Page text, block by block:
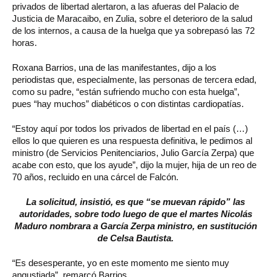
privados de libertad alertaron, a las afueras del Palacio de
Justicia de Maracaibo, en Zulia, sobre el deterioro de la salud
de los internos, a causa de la huelga que ya sobrepasó las 72
horas.
Roxana Barrios, una de las manifestantes, dijo a los
periodistas que, especialmente, las personas de tercera edad,
como su padre, “están sufriendo mucho con esta huelga”,
pues “hay muchos” diabéticos o con distintas cardiopatías.
“Estoy aquí por todos los privados de libertad en el país (…)
ellos lo que quieren es una respuesta definitiva, le pedimos al
ministro (de Servicios Penitenciarios, Julio García Zerpa) que
acabe con esto, que los ayude”, dijo la mujer, hija de un reo de
70 años, recluido en una cárcel de Falcón.
La solicitud, insistió, es que “se muevan rápido” las
autoridades, sobre todo luego de que el martes Nicolás
Maduro nombrara a García Zerpa ministro, en sustitución
de Celsa Bautista.
“Es desesperante, yo en este momento me siento muy
angustiada”, remarcó Barrios.